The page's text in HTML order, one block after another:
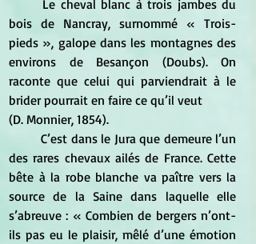
bois de Nancray, surnommé « Trois-
pieds », galope dans les montagnes des
environs de Besançon (Doubs). On
raconte que celui qui parviendrait à le
brider pourrait en faire ce qu’il veut
(D. Monnier, 1854).
	C’est dans le Jura que demeure l’un
des rares chevaux ailés de France. Cette
bête à la robe blanche va paître vers la
source de la Saine dans laquelle elle
s’abreuve : « Combien de bergers n’ont-
ils pas eu le plaisir, mêlé d’une émotion